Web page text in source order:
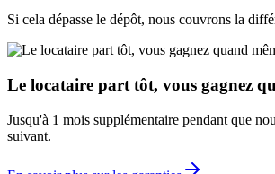
Si cela dépasse le dépôt, nous couvrons la
Le locataire part tôt, vous gagnez
Jusqu'à 1 mois supplémentaire pendant que
suivant.